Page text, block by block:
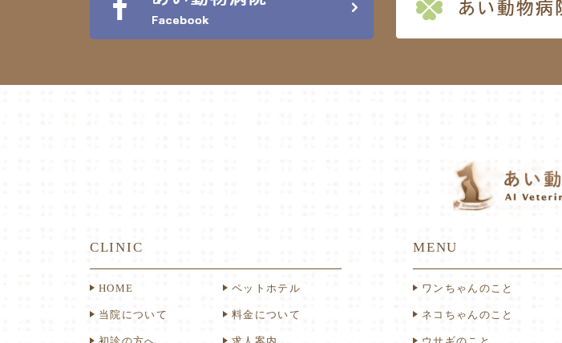
CLINIC
HOME
当院について
ペットホテル
料金について
MENU
ワンちゃんのこと
ネコちゃんのこと